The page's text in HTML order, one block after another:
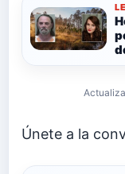
Únete a la